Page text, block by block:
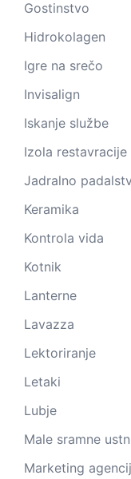
Gostinstvo
Hidrokolagen
Igre na srečo
Invisalign
Iskanje službe
Izola restavracije
Jadralno
Keramika
Kontrola vida
Kotnik
Lanterne
Lavazza
Lektoriranje
Letaki
Lubje
Male sramne
Marketing